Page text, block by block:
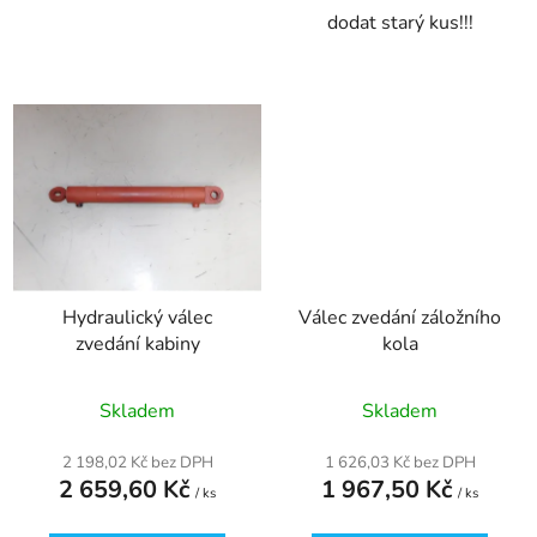
dodat starý kus!!!
Hydraulický válec
zvedání kabiny
Skladem
2 198,02 Kč bez DPH
2 659,60 Kč / ks
Válec zvedání záložního
kola
Skladem
1 626,03 Kč bez DPH
1 967,50 Kč / ks